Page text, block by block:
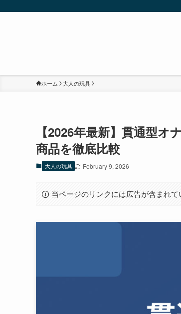
ホーム 大人の玩具
【2026年最新】貫通型
商品を徹底比較
大人の玩具 February 9, 2026
当ページのリンクには広告が含まれて